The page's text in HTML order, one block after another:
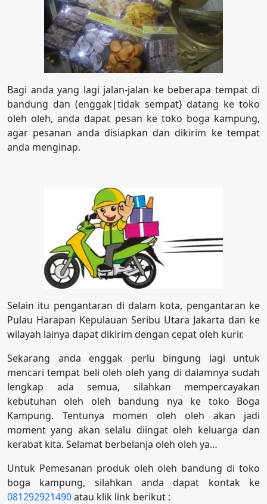
Bagi anda yang lagi jalan-jalan ke beberapa tempat di
bandung dan (enggak|tidak sempat} datang ke toko
oleh oleh, anda dapat pesan ke toko boga kampung,
agar pesanan anda disiapkan dan dikirim ke tempat
anda menginap.
Selain itu pengantaran di dalam kota, pengantaran ke
Pulau Harapan Kepulauan Seribu Utara Jakarta dan ke
wilayah lainya dapat dikirim dengan cepat oleh kurir.
Sekarang anda enggak perlu bingung lagi untuk
mencari tempat beli oleh oleh yang di dalamnya sudah
lengkap ada semua, silahkan mempercayakan
kebutuhan oleh oleh bandung nya ke toko Boga
Kampung. Tentunya momen oleh oleh akan jadi
moment yang akan selalu diingat oleh keluarga dan
kerabat kita. Selamat berbelanja oleh oleh ya…
Untuk Pemesanan produk oleh oleh bandung di toko
boga kampung, silahkan anda dapat kontak ke
081292921490atau klik link berikut :